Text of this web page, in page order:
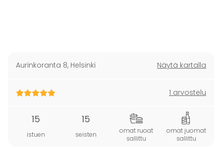
Aurinkoranta 8, Helsinki Näytä kartalla
1 arvostelu
15
istuen
15
seisten
omat ruoat
sallittu
omat juomat
sallittu